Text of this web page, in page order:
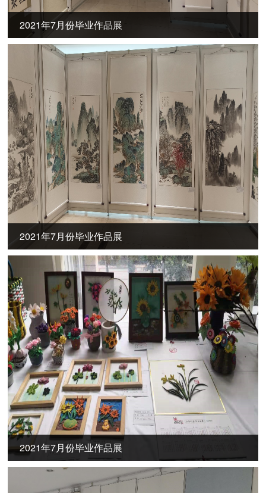
2021年7月份毕业作品展
2021年7月份毕业作品展
2021年7月份毕业作品展